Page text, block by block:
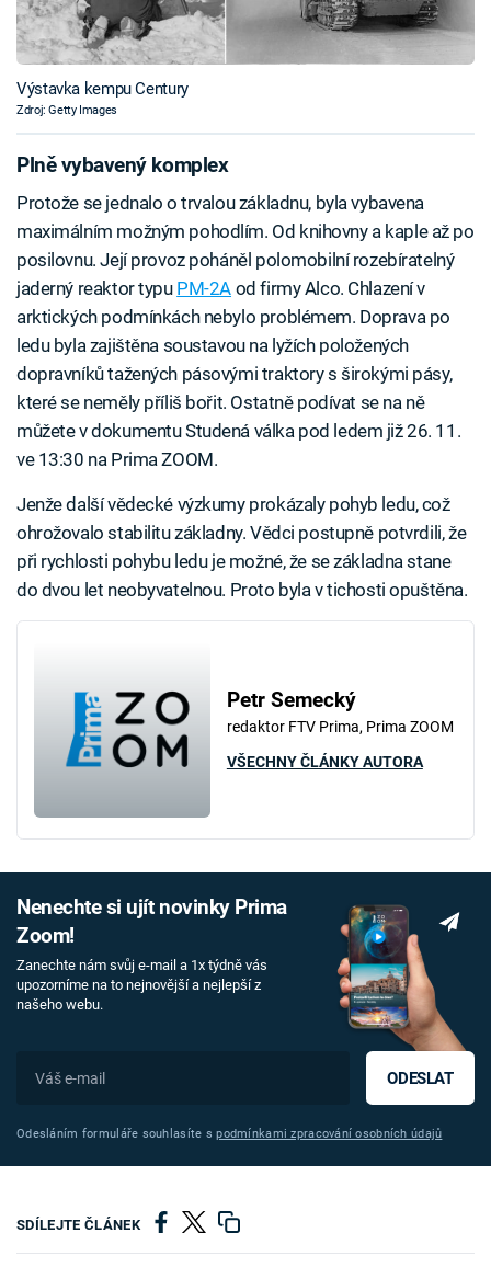
Výstavka kempu Century
Zdroj: Getty Images
Plně vybavený komplex
Protože se jednalo o trvalou základnu, byla vybavena
maximálním možným pohodlím. Od knihovny a kaple až po
posilovnu. Její provoz poháněl polomobilní rozebíratelný
jaderný reaktor typu PM-2A od firmy Alco. Chlazení v
arktických podmínkách nebylo problémem. Doprava po
ledu byla zajištěna soustavou na lyžích položených
dopravníků tažených pásovými traktory s širokými pásy,
které se neměly příliš bořit. Ostatně podívat se na ně
můžete v dokumentu Studená válka pod ledem již 26. 11.
ve 13:30 na Prima ZOOM.
Jenže další vědecké výzkumy prokázaly pohyb ledu, což
ohrožovalo stabilitu základny. Vědci postupně potvrdili, že
při rychlosti pohybu ledu je možné, že se základna stane
do dvou let neobyvatelnou. Proto byla v tichosti opuštěna.
Petr Semecký
redaktor FTV Prima, Prima ZOOM
VŠECHNY ČLÁNKY AUTORA
Nenechte si ujít novinky Prima
Zoom!
Zanechte nám svůj e-mail a 1x týdně vás
upozorníme na to nejnovější a nejlepší z
našeho webu.
ODESLAT
Odesláním formuláře souhlasíte spodmínkami zpracování osobních údajů
SDÍLEJTE ČLÁNEK